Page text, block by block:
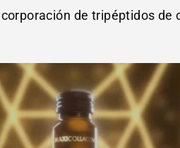
de tripéptidos